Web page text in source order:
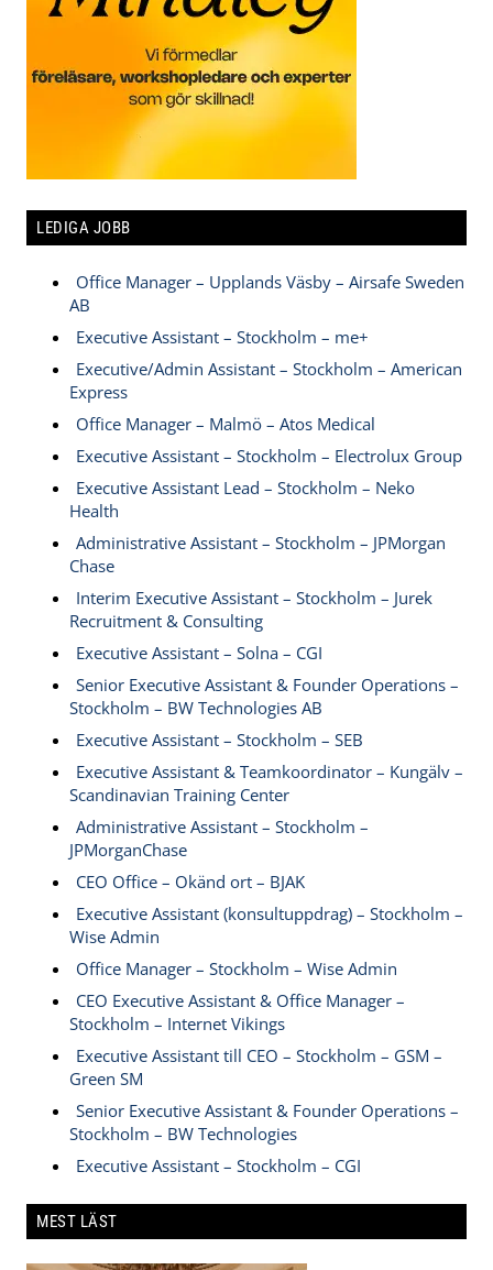
LEDIGA JOBB
Office Manager – Upplands Väsby – Airsafe Sweden
AB
Executive Assistant – Stockholm – me+
Executive/Admin Assistant – Stockholm – American
Express
Office Manager – Malmö – Atos Medical
Executive Assistant – Stockholm – Electrolux Group
Executive Assistant Lead – Stockholm – Neko
Health
Administrative Assistant – Stockholm – JPMorgan
Chase
Interim Executive Assistant – Stockholm – Jurek
Recruitment & Consulting
Executive Assistant – Solna – CGI
Senior Executive Assistant & Founder Operations –
Stockholm – BW Technologies AB
Executive Assistant – Stockholm – SEB
Executive Assistant & Teamkoordinator – Kungälv –
Scandinavian Training Center
Administrative Assistant – Stockholm –
JPMorganChase
CEO Office – Okänd ort – BJAK
Executive Assistant (konsultuppdrag) – Stockholm –
Wise Admin
Office Manager – Stockholm – Wise Admin
CEO Executive Assistant & Office Manager –
Stockholm – Internet Vikings
Executive Assistant till CEO – Stockholm – GSM –
Green SM
Senior Executive Assistant & Founder Operations –
Stockholm – BW Technologies
Executive Assistant – Stockholm – CGI
MEST LÄST